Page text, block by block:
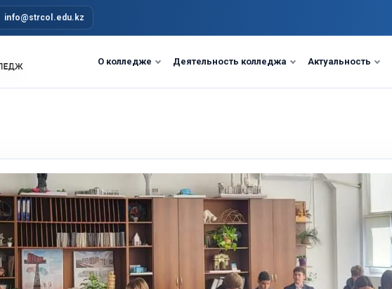
info@strcol.edu.kz
О колледже Деятельность колледжа Актуальность